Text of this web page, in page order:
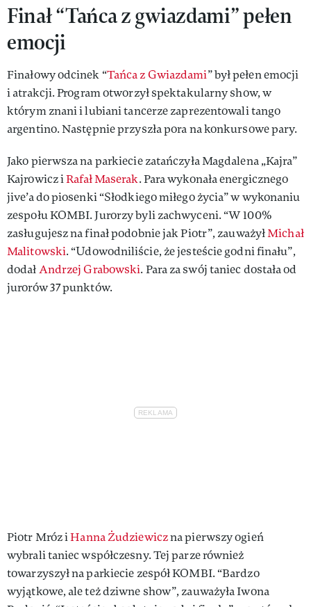
Finał “Tańca z gwiazdami” pełen
emocji
Finałowy odcinek “Tańca z Gwiazdami” był pełen emocji
i atrakcji. Program otworzył spektakularny show, w
którym znani i lubiani tancerze zaprezentowali tango
argentino. Następnie przyszła pora na konkursowe pary.
Jako pierwsza na parkiecie zatańczyła Magdalena „Kajra”
Kajrowicz iRafał Maserak. Para wykonała energicznego
jive’a do piosenki “Słodkiego miłego życia” w wykonaniu
zespołu KOMBI. Jurorzy byli zachwyceni. “W 100%
zasługujesz na finał podobnie jak Piotr”, zauważyłMichał
Malitowski. “Udowodniliście, że jesteście godni finału”,
dodałAndrzej Grabowski. Para za swój taniec dostała od
jurorów 37 punktów.
Piotr Mróz iHanna Żudziewiczna pierwszy ogień
wybrali taniec współczesny. Tej parze również
towarzyszył na parkiecie zespół KOMBI. “Bardzo
wyjątkowe, ale też dziwne show”, zauważyła Iwona